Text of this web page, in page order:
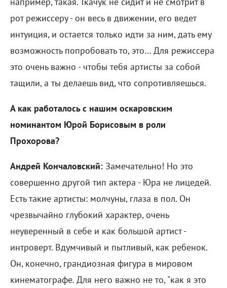
рот режиссеру - он весь в движении, его ведет
интуиция, и остается только идти за ним, дать ему
возможность попробовать то, это… Для режиссера
это очень важно - чтобы тебя артисты за собой
тащили, а ты делаешь вид, что сопротивляешься.
А как работалось с нашим оскаровским
номинантом Юрой Борисовым в роли
Прохорова?
Андрей Кончаловский: Замечательно! Но это
совершенно другой тип актера - Юра не лицедей.
Есть такие артисты: молчуны, глаза в пол. Он
чрезвычайно глубокий характер, очень
неуверенный в себе и как большой артист -
интроверт. Вдумчивый и пытливый, как ребенок.
Он, конечно, грандиозная фигура в мировом
кинематографе. Для него важно не то, "как я это